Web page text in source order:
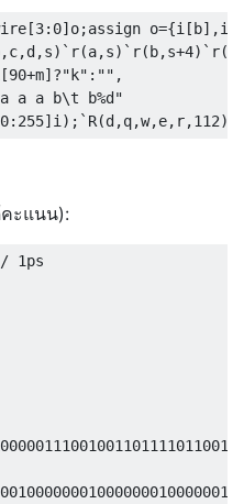
a a b\t b%d"
คะแนน):
1ps